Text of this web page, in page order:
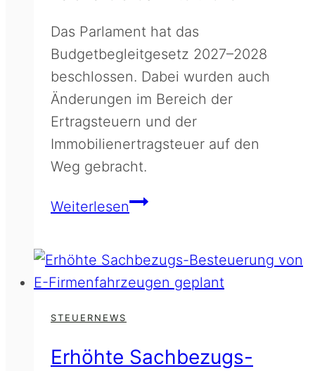
Das Parlament hat das
Budgetbegleitgesetz 2027–2028
beschlossen. Dabei wurden auch
Änderungen im Bereich der
Ertragsteuern und der
Immobilienertragsteuer auf den
Weg gebracht.
WeiterlesenÄnderungen
und
ImmoESt
STEUERNEWS
Erhöhte Sachbezugs-